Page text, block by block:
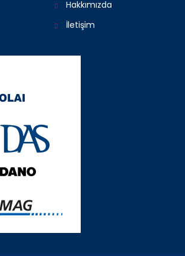
Hakkımızda
İletişim